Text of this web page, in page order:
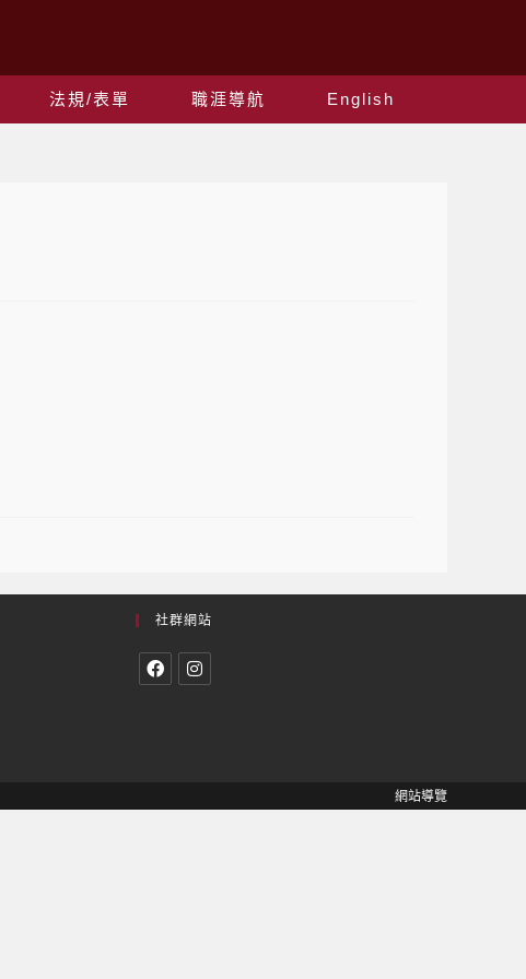
法規/表單 職涯導航
English
社群網站
網站導覽